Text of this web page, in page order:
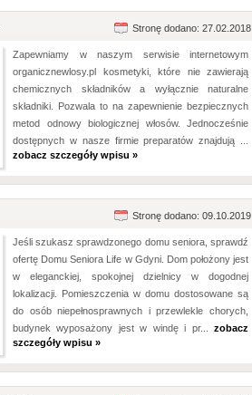
Stronę dodano: 27.02.2018
Zapewniamy w naszym serwisie internetowym
organicznewlosy.pl kosmetyki, które nie zawierają
chemicznych składników a wyłącznie naturalne
składniki. Pozwala to na zapewnienie bezpiecznych
metod odnowy biologicznej włosów. Jednocześnie
dostępnych w nasze firmie preparatów znajdują ...
zobacz szczegóły wpisu »
Stronę dodano: 09.10.2019
Jeśli szukasz sprawdzonego domu seniora, sprawdź
ofertę Domu Seniora Life w Gdyni. Dom położony jest
w eleganckiej, spokojnej dzielnicy w dogodnej
lokalizacji. Pomieszczenia w domu dostosowane są
do osób niepełnosprawnych i przewlekle chorych,
budynek wyposażony jest w windę i pr... zobacz
szczegóły wpisu »